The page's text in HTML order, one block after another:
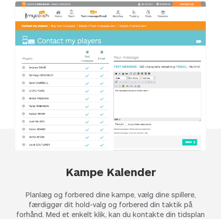
Kampe Kalender
Planlæg og forbered dine kampe, vælg dine spillere,
færdiggør dit hold-valg og forbered din taktik på
forhånd. Med et enkelt klik, kan du kontakte din tidsplan